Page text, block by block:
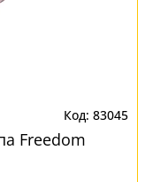
83045
Freedom